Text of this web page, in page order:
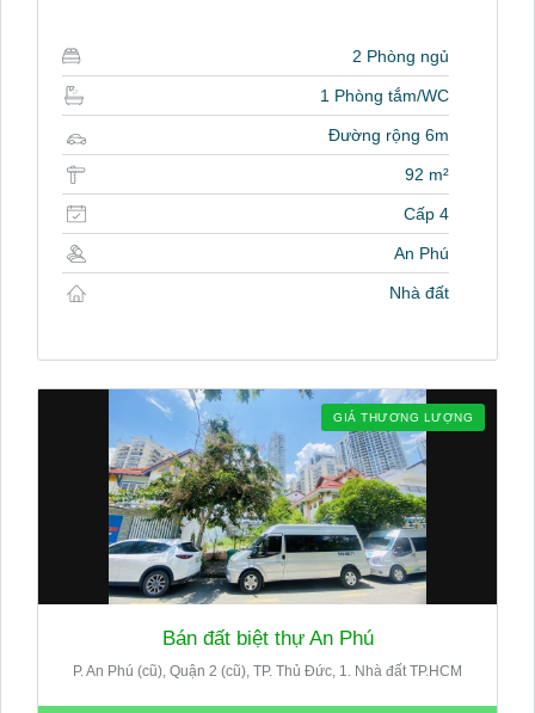
2 Phòng ngủ
1 Phòng tắm/WC
Đường rộng 6m
92 m²
Cấp 4
An Phú
Nhà đất
GIÁ THƯƠNG LƯỢNG
Bán đất biệt thự An Phú
P. An Phú (cũ), Quận 2 (cũ), TP. Thủ Đức, 1. Nhà đất TP.HCM